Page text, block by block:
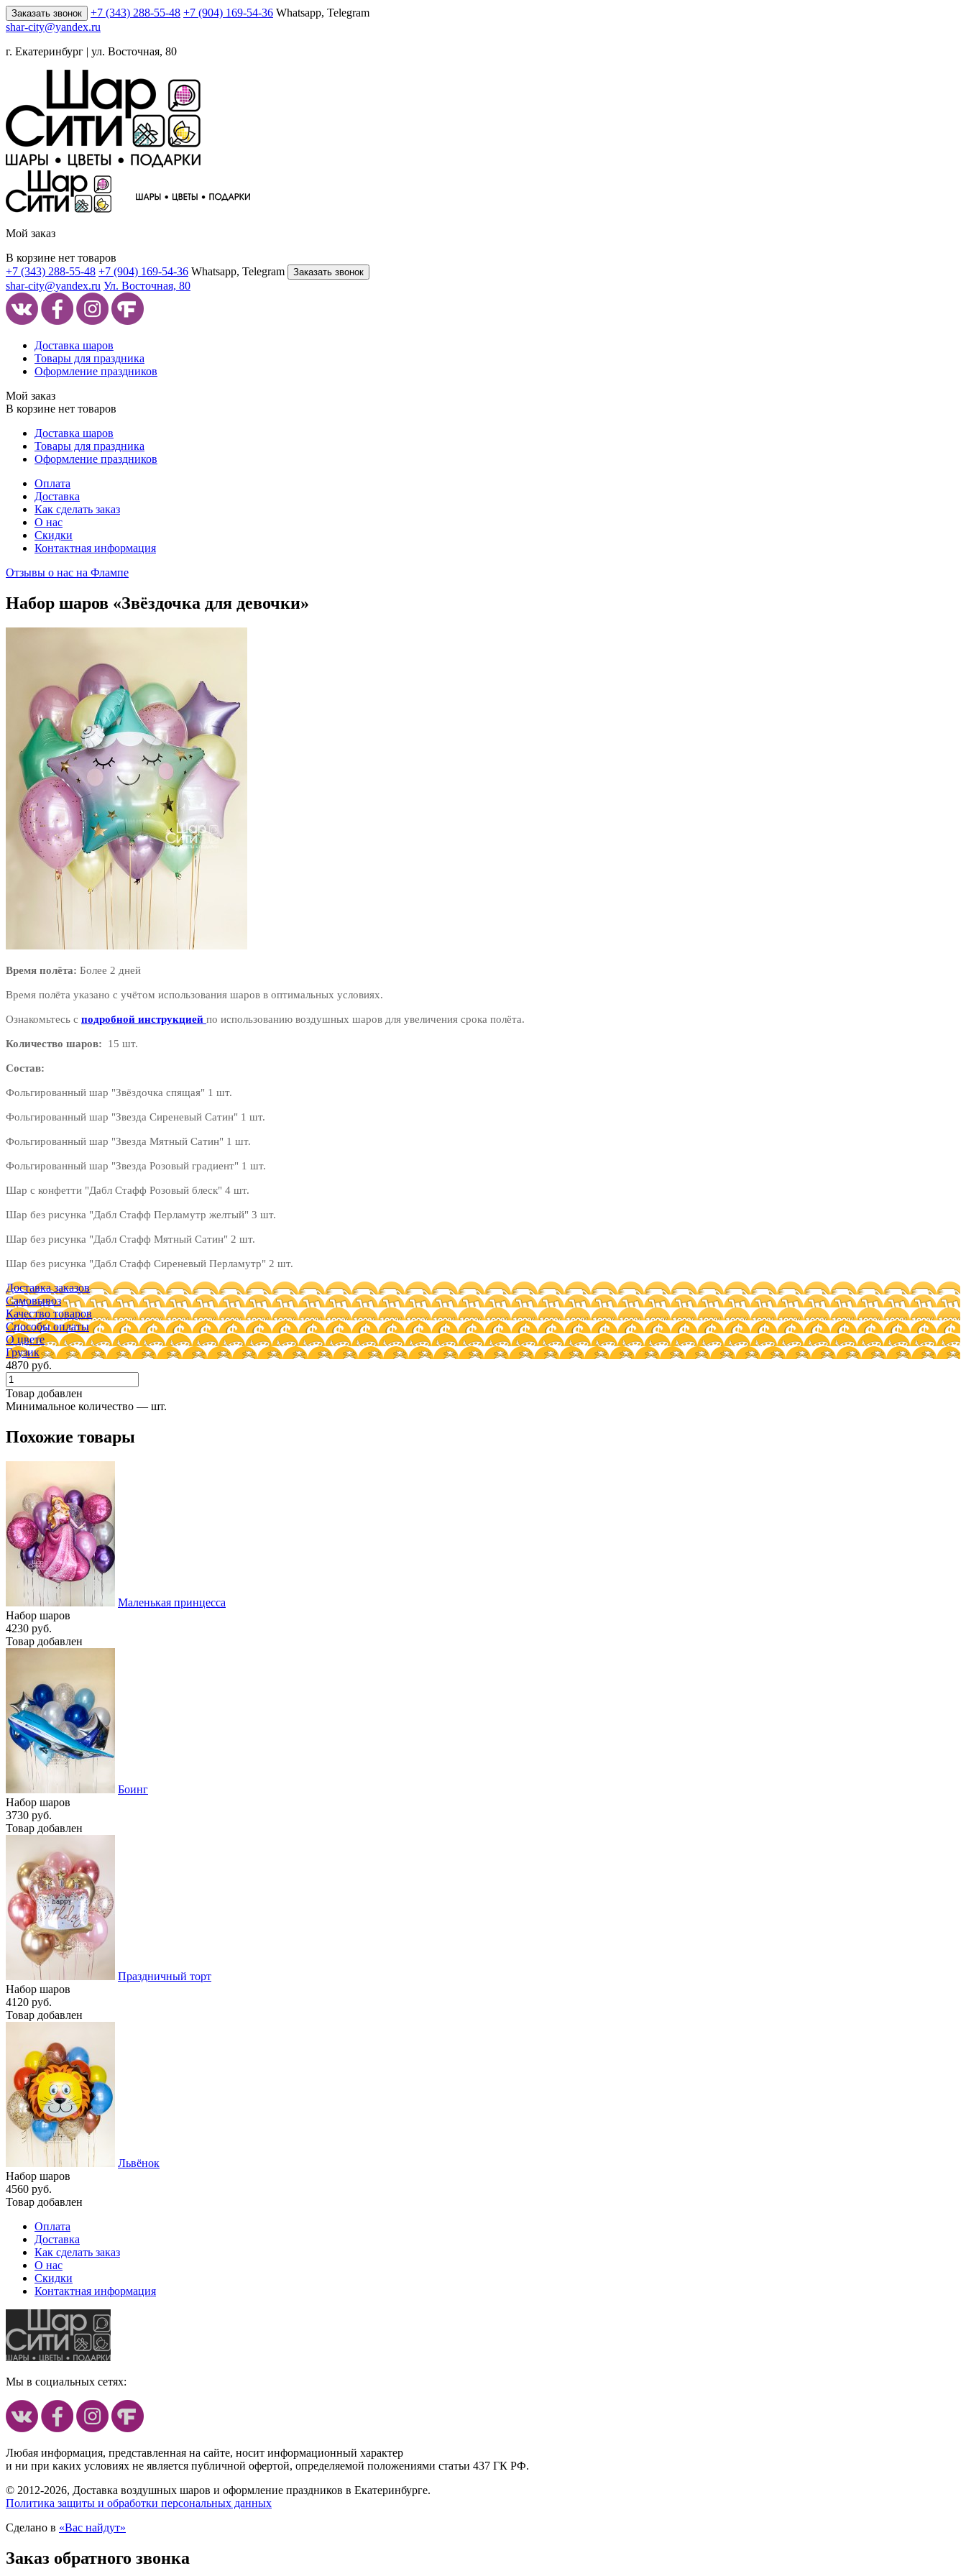
Заказать звонок +7 (343) 288-55-48 +7 (904) 169-54-36 Whatsapp, Telegram
shar-city@yandex.ru
г. Екатеринбург | ул. Восточная, 80
Мой заказ
В корзине нет товаров
+7 (343) 288-55-48 +7 (904) 169-54-36 Whatsapp, Telegram Заказать звонок
shar-city@yandex.ru Ул. Восточная, 80
Доставка шаров
Товары для праздника
Оформление праздников
Мой заказ
В корзине нет товаров
Доставка шаров
Товары для праздника
Оформление праздников
Оплата
Доставка
Как сделать заказ
О нас
Скидки
Контактная информация
Отзывы о нас на Флампе
Набор шаров «Звёздочка для девочки»
Время полёта: Более 2 дней
Время полёта указано с учётом использования шаров в оптимальных условиях.
Ознакомьтесь с подробной инструкцией по использованию воздушных шаров для увеличения срока полёта.
Количество шаров: 15 шт.
Состав:
Фольгированный шар "Звёздочка спящая" 1 шт.
Фольгированный шар "Звезда Сиреневый Сатин" 1 шт.
Фольгированный шар "Звезда Мятный Сатин" 1 шт.
Фольгированный шар "Звезда Розовый градиент" 1 шт.
Шар с конфетти "Дабл Стафф Розовый блеск" 4 шт.
Шар без рисунка "Дабл Стафф Перламутр желтый" 3 шт.
Шар без рисунка "Дабл Стафф Мятный Сатин" 2 шт.
Шар без рисунка "Дабл Стафф Сиреневый Перламутр" 2 шт.
Доставка заказов
Самовывоз
Качество товаров
Способы оплаты
О цвете
Грузик
4870 руб.
Товар добавлен
Минимальное количество — шт.
Похожие товары
Маленькая принцесса
Набор шаров
4230 руб.
Товар добавлен
Боинг
Набор шаров
3730 руб.
Товар добавлен
Праздничный торт
Набор шаров
4120 руб.
Товар добавлен
Львёнок
Набор шаров
4560 руб.
Товар добавлен
Оплата
Доставка
Как сделать заказ
О нас
Скидки
Контактная информация
Мы в социальных сетях:
Любая информация, представленная на сайте, носит информационный характер
и ни при каких условиях не является публичной офертой, определяемой положениями статьи 437 ГК РФ.
© 2012-2026, Доставка воздушных шаров и оформление праздников в Екатеринбурге.
Политика защиты и обработки персональных данных
Сделано в «Вас найдут»
Заказ обратного звонка